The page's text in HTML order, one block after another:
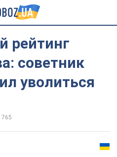
рейтинг
советник
уволиться
765